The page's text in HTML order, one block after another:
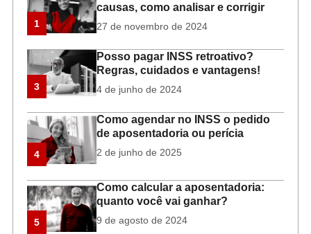
1
causas, como analisar e corrigir
27 de novembro de 2024
3
Posso pagar INSS retroativo?
Regras, cuidados e vantagens!
4 de junho de 2024
4
Como agendar no INSS o pedido
de aposentadoria ou perícia
2 de junho de 2025
5
Como calcular a aposentadoria:
quanto você vai ganhar?
9 de agosto de 2024